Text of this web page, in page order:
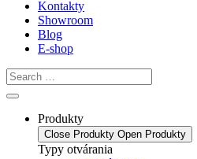
Kontakty
Showroom
Blog
E-shop
Produkty
Close Produkty Open Produkty
Typy otvárania